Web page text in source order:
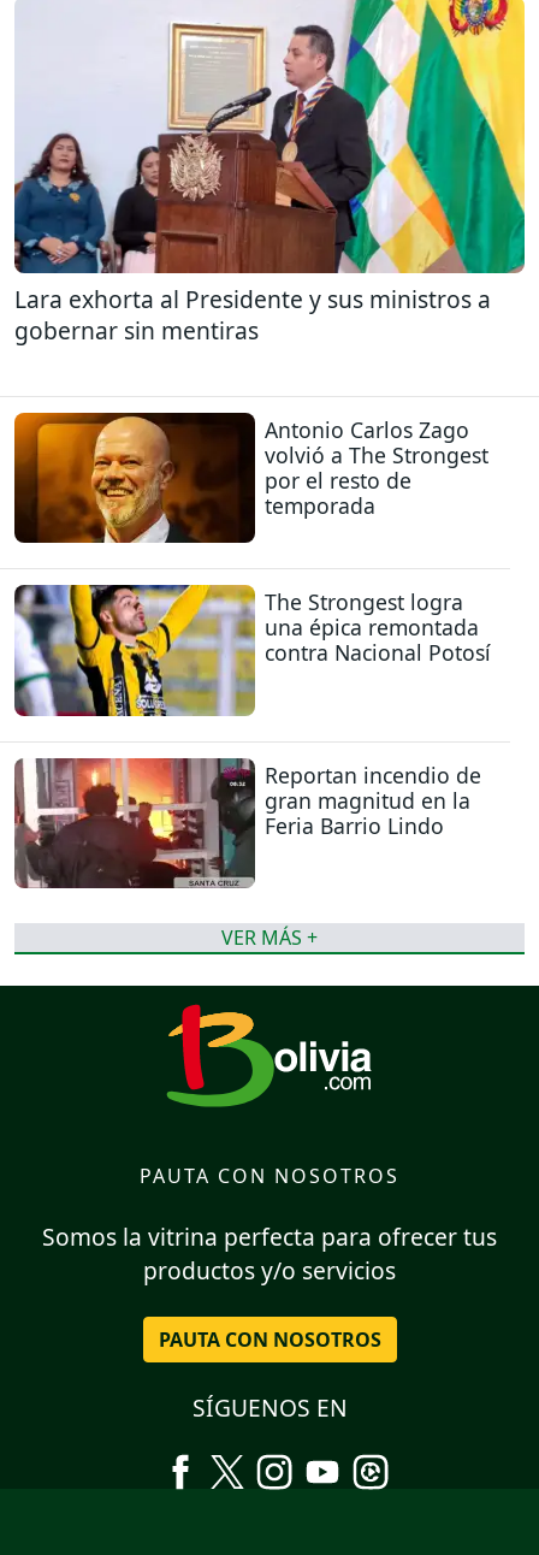
Lara exhorta al Presidente y sus ministros a
gobernar sin mentiras
Antonio Carlos Zago
volvió a The Strongest
por el resto de
temporada
The Strongest logra
una épica remontada
contra Nacional Potosí
Reportan incendio de
gran magnitud en la
Feria Barrio Lindo
VER MÁS +
PAUTA CON NOSOTROS
Somos la vitrina perfecta para ofrecer tus
productos y/o servicios
PAUTA CON NOSOTROS
SÍGUENOS EN